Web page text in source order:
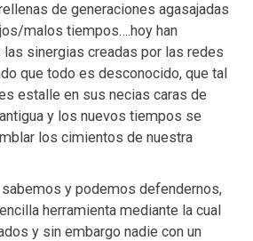
de generaciones agasajadas
malos tiempos….hoy han
sinergias creadas por las redes
que todo es desconocido, que tal
estalle en sus necias caras de
y los nuevos tiempos se
los cimientos de nuestra
sabemos y podemos defendernos,
herramienta mediante la cual
y sin embargo nadie con un